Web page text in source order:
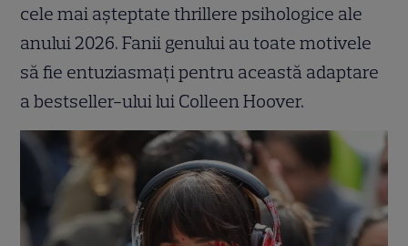
cele mai așteptate thrillere psihologice ale
anului 2026. Fanii genului au toate motivele
să fie entuziasmați pentru această adaptare
a bestseller-ului lui Colleen Hoover.